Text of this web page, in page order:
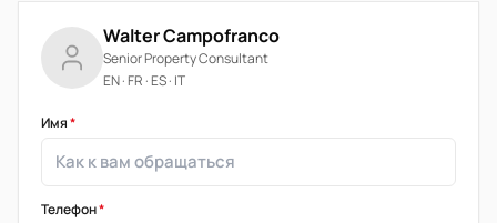
Walter Campofranco
Senior Property Consultant
EN · FR · ES · IT
Имя*
Телефон*